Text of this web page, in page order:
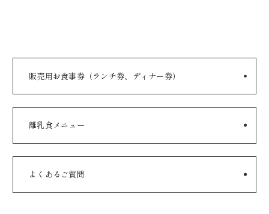
販売用お食事券（ランチ券、ディナー券）
離乳食メニュー
よくあるご質問